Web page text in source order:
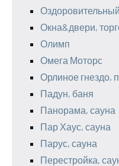
Окна&двери,
Олимп
Омега Моторс
Орлиное гнездо,
Падун, баня
Панорама, сауна
Пар Хаус, сауна
Парус, сауна
Перестройка,